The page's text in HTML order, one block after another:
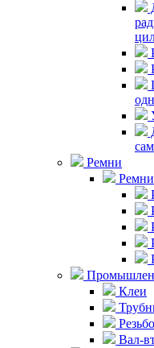
Ремни
Клеи
Вал-